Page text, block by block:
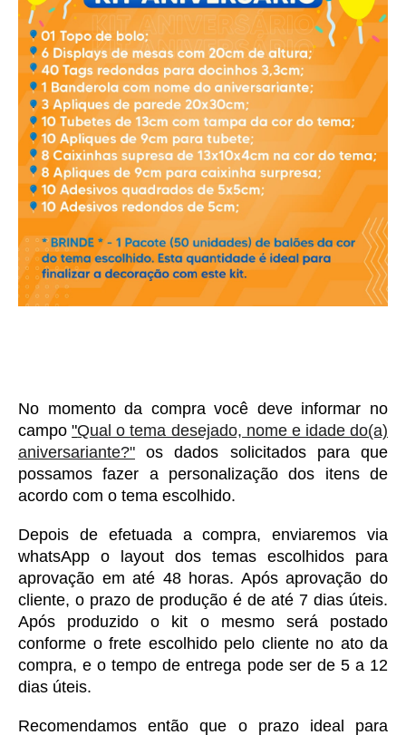
No momento da compra você deve informar no
campo "Qual o tema desejado, nome e idade do(a)
aniversariante?" os dados solicitados para que
possamos fazer a personalização dos itens de
acordo com o tema escolhido.
Depois de efetuada a compra, enviaremos via
whatsApp o layout dos temas escolhidos para
aprovação em até 48 horas. Após aprovação do
cliente, o prazo de produção é de até 7 dias úteis.
Após produzido o kit o mesmo será postado
conforme o frete escolhido pelo cliente no ato da
compra, e o tempo de entrega pode ser de 5 a 12
dias úteis.
Recomendamos então que o prazo ideal para